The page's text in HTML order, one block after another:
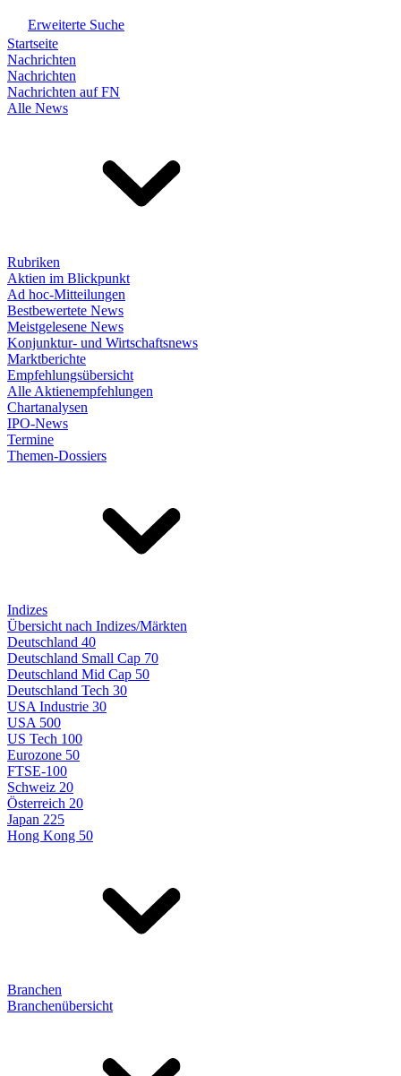
Erweiterte Suche
Startseite
Nachrichten
Nachrichten
Nachrichten auf FN
Alle News
Rubriken
Aktien im Blickpunkt
Ad hoc-Mitteilungen
Bestbewertete News
Meistgelesene News
Konjunktur- und Wirtschaftsnews
Marktberichte
Empfehlungsübersicht
Alle Aktienempfehlungen
Chartanalysen
IPO-News
Termine
Themen-Dossiers
Indizes
Übersicht nach Indizes/Märkten
Deutschland 40
Deutschland Small Cap 70
Deutschland Mid Cap 50
Deutschland Tech 30
USA Industrie 30
USA 500
US Tech 100
Eurozone 50
FTSE-100
Schweiz 20
Österreich 20
Japan 225
Hong Kong 50
Branchen
Branchenübersicht